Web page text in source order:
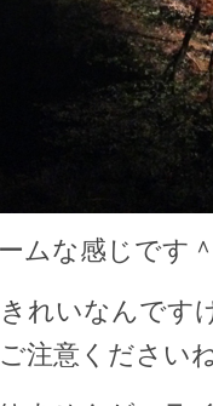
ムな感じです
れいなんです
注意ください